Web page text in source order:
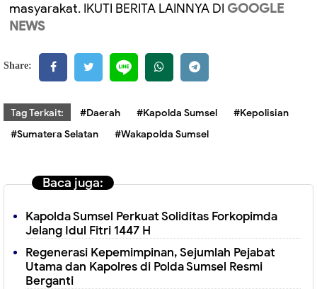
masyarakat. IKUTI BERITA LAINNYA DI GOOGLE
NEWS
Share:
Tag Terkait: #Daerah #Kapolda Sumsel
#Kepolisian
#Sumatera Selatan
#Wakapolda Sumsel
Baca juga:
Kapolda Sumsel Perkuat Soliditas Forkopimda
Jelang Idul Fitri 1447 H
Regenerasi Kepemimpinan, Sejumlah Pejabat
Utama dan Kapolres di Polda Sumsel Resmi
Berganti